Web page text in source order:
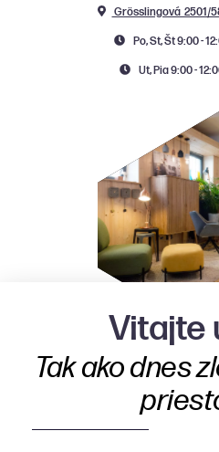
Grösslingová 2501/
Po, St, Št 9:00 -
Ut, Pia 9:00 -
O nás
Produkty
Vitajte
Tak ako dnes